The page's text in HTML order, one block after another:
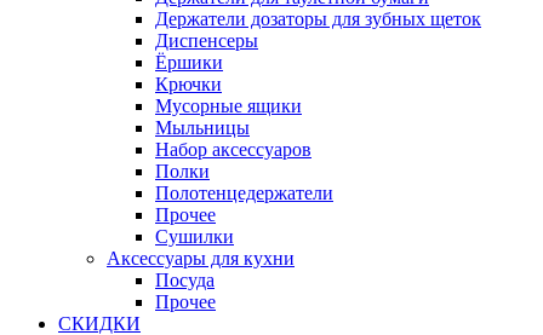
Держатели дозаторы для зубных щеток
Диспенсеры
Ёршики
Крючки
Мусорные ящики
Мыльницы
Набор аксессуаров
Полки
Полотенцедержатели
Прочее
Сушилки
Аксессуары для кухни
Посуда
Прочее
СКИДКИ